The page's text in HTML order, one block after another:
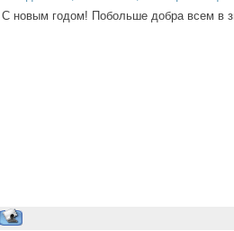
С новым годом! Побольше добра всем в